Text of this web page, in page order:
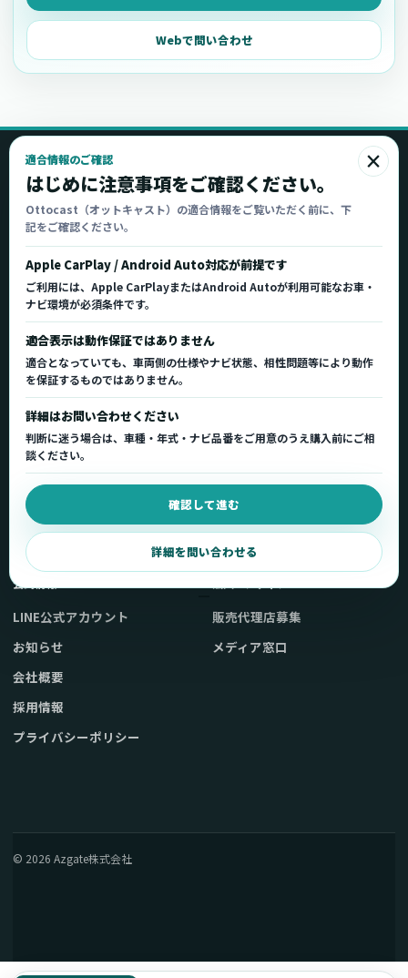
Webで問い合わせ
×
適合情報のご確認
はじめに注意事項をご確認ください。
Ottocast（オットキャスト）の適合情報をご覧いただく前に、下
記をご確認ください。
Apple CarPlay / Android Auto対応が前提です
ご利用には、Apple CarPlayまたはAndroid Autoが利用可能なお車・
ナビ環境が必須条件です。
適合表示は動作保証ではありません
適合となっていても、車両側の仕様やナビ状態、相性問題等により動作
を保証するものではありません。
詳細はお問い合わせください
判断に迷う場合は、車種・年式・ナビ品番をご用意のうえ購入前にご相
談ください。
確認して進む
詳細を問い合わせる
Ottocast
オットキャスト
Ottocast正規販売代理店 Azgate株式会社
Ottocast（オットキャスト）の製品情報、車種適
合、サポート情報を日本国内向けに整理してご案内し
ます。
正規販売代理店 車種適合情報 国内サポート窓口
製品を探す
製品一覧
車種適合を確認
用途から製品を選ぶ
取扱店舗・購入先
弊社販売ストアへ
使い方ガイド
Q&A・症状別サポート
起動不良復旧サービス
公式情報
LINE公式アカウント
お知らせ
会社概要
採用情報
プライバシーポリシー
販売代理店募集
メディア窓口
© 2026 Azgate株式会社